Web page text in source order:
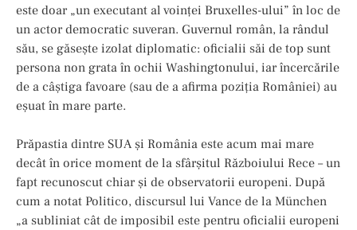
este doar „un executant al voinței Bruxelles-ului” în loc de
un actor democratic suveran. Guvernul român, la rândul
său, se găsește izolat diplomatic: oficialii săi de top sunt
persona non grata în ochii Washingtonului, iar încercările
de a câștiga favoare (sau de a afirma poziția României) au
eșuat în mare parte.
Prăpastia dintre SUA și România este acum mai mare
decât în orice moment de la sfârșitul Războiului Rece – un
fapt recunoscut chiar și de observatorii europeni. După
cum a notat Politico, discursul lui Vance de la München
„a subliniat cât de imposibil este pentru oficialii europeni